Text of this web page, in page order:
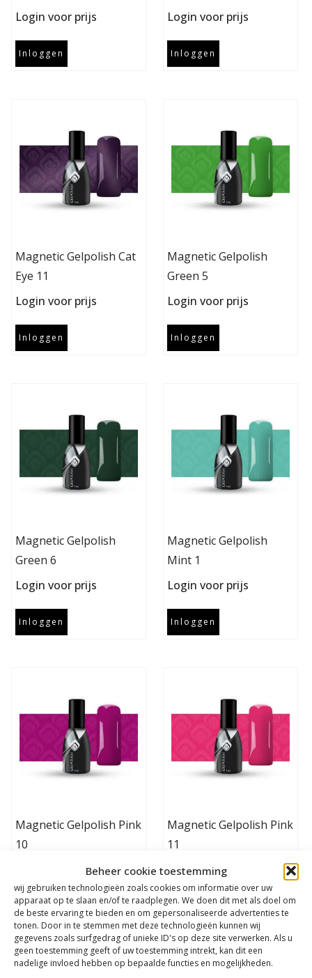
Beheer cookie toestemming
wij gebruiken technologieën zoals cookies om informatie over uw
apparaat op te slaan en/of te raadplegen. We doen dit met als doel om
de beste ervaring te bieden en om gepersonaliseerde advertenties te
tonen. Door in te stemmen met deze technologieën kunnen wij
gegevens zoals surfgedrag of unieke ID's op deze site verwerken. Als u
geen toestemming geeft of uw toestemming intrekt, kan dit een
nadelige invloed hebben op bepaalde functies en mogelijkheden.
Login voor prijs
Inloggen
Login voor prijs
Inloggen
Magnetic Gelpolish Cat
Eye 11
Login voor prijs
Inloggen
Magnetic Gelpolish
Green 5
Login voor prijs
Inloggen
Magnetic Gelpolish
Green 6
Login voor prijs
Inloggen
Magnetic Gelpolish
Mint 1
Login voor prijs
Inloggen
Magnetic Gelpolish Pink
10
Login voor prijs
Inloggen
Magnetic Gelpolish Pink
11
Login voor prijs
Inloggen